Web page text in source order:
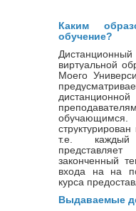
Каким
обучение?
виртуальной
Моего
т.е.
законченный
входа на на
курса
Выдаваемые